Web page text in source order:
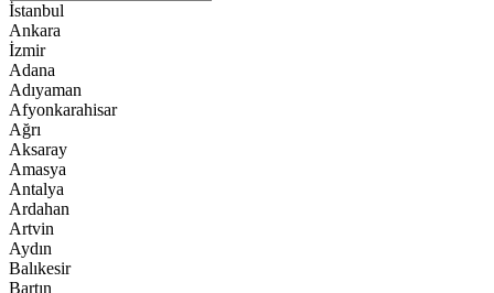
İstanbul
Ankara
İzmir
Adana
Adıyaman
Afyonkarahisar
Ağrı
Aksaray
Amasya
Antalya
Ardahan
Artvin
Aydın
Balıkesir
Bartın